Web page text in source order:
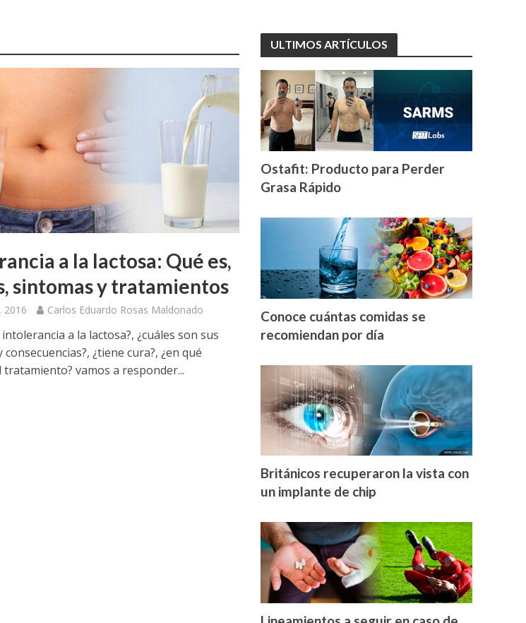
a la lactosa: Qué es,
sintomas y tratamientos
2016 Carlos Eduardo Rosas Maldonado
intolerancia a la lactosa?, ¿cuáles son sus
¿tiene cura?, ¿en qué
tratamiento? vamos a responder...
ULTIMOS ARTÍCULOS
Ostafit: Producto para Perder
Grasa Rápido
Conoce cuántas comidas se
recomiendan por día
Británicos recuperaron la vista con
un implante de chip